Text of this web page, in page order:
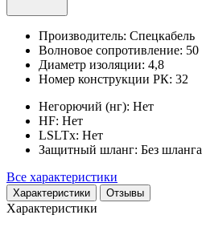
Производитель: Спецкабель
Волновое сопротивление: 50
Диаметр изоляции: 4,8
Номер конструкции РК: 32
Негорючий (нг): Нет
HF: Нет
LSLTx: Нет
Защитный шланг: Без шланга
Все характеристики
Характеристики Отзывы
Характеристики